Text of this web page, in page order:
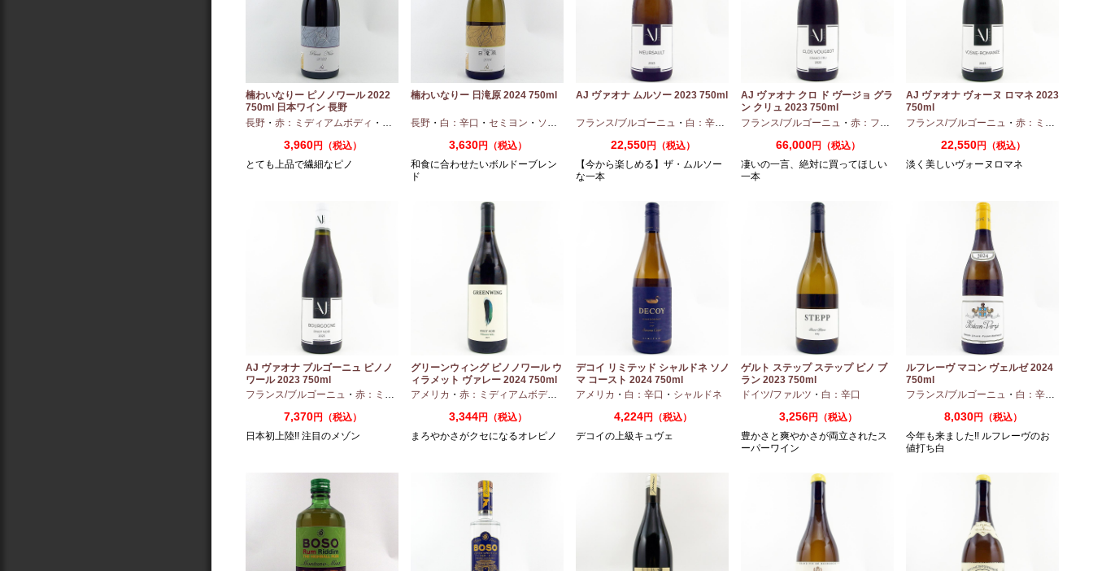
楠わいなりー ピノノワール 2022
750ml 日本ワイン 長野
長野・ 赤：ミディアムボディ ・ ピノノワール
3,960円（税込）
とても上品で繊細なピノ
楠わいなりー 日滝原 2024 750ml
長野・ 白：辛口 ・ セミヨン ・ ソーヴィニオンブラン
3,630円（税込）
和食に合わせたいボルドーブレン
ド
AJ ヴァオナ ムルソー 2023 750ml
フランス/ブルゴーニュ ・ 白：辛口 シャルドネ
22,550円（税込）
【今から楽しめる】ザ・ムルソー
な一本
AJ ヴァオナ クロ ド ヴージョ グラ
ン クリュ 2023 750ml
フランス/ブルゴーニュ ・ 赤：フルボディ ・ピノノワール
66,000円（税込）
凄いの一言、絶対に買ってほしい
一本
AJ ヴァオナ ヴォーヌ ロマネ 2023
750ml
フランス/ブルゴーニュ ・ 赤：ミディアムボディ
22,550円（税込）
淡く美しいヴォーヌロマネ
AJ ヴァオナ ブルゴーニュ ピノノ
ワール 2023 750ml
フランス/ブルゴーニュ ・ 赤：ミディアムボディ ・ピノノワール
7,370円（税込）
日本初上陸!! 注目のメゾン
グリーンウィング ピノノワール ウ
ィラメット ヴァレー 2024 750ml
アメリカ ・ 赤：ミディアムボディ ピノノワール
3,344円（税込）
まろやかさがクセになるオレピノ
デコイ リミテッド シャルドネ ソノ
マ コースト 2024 750ml
アメリカ ・ 白：辛口 ・ シャルドネ
4,224円（税込）
デコイの上級キュヴェ
ゲルト ステップ ステップ ピノ ブ
ラン 2023 750ml
ドイツ/ファルツ ・ 白：辛口
3,256円（税込）
豊かさと爽やかさが両立されたス
ーパーワイン
ルフレーヴ マコン ヴェルゼ 2024
750ml
フランス/ブルゴーニュ ・ 白：辛口
8,030円（税込）
今年も来ました!! ルフレーヴのお
値打ち白